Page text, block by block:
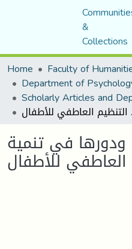
&
Collections
Home
Department of
للأطفال
ودورها في تنمية
العاطفي للأطفال